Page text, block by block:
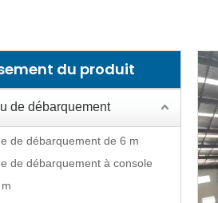
du produit
de débarquement
de débarquement de 6 m
de débarquement à console